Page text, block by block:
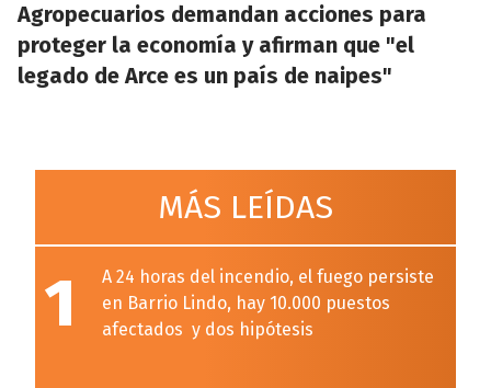
Agropecuarios demandan acciones para
proteger la economía y afirman que "el
legado de Arce es un país de naipes"
MÁS LEÍDAS
1
A 24 horas del incendio, el fuego persiste
en Barrio Lindo, hay 10.000 puestos
afectados y dos hipótesis